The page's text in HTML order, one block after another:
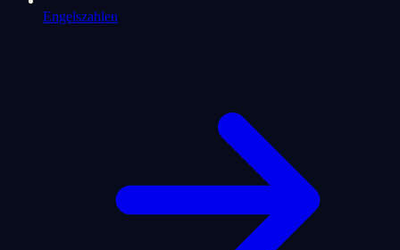
Engelszahlen